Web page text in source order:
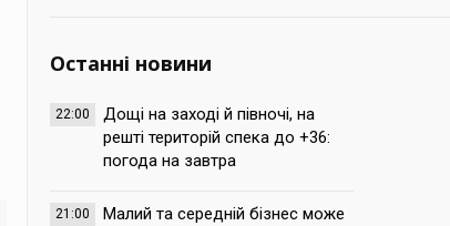
Останні новини
22:00
Дощі на заході й півночі, на
решті територій спека до +36:
погода на завтра
21:00
Малий та середній бізнес може